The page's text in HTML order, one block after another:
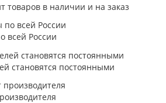
товаров в наличии и на заказ
всей России
становятся постоянными